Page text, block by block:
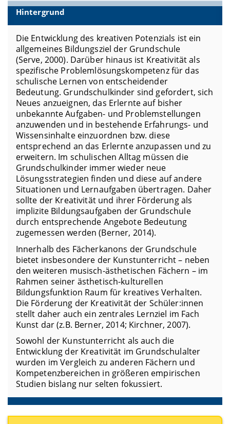
Hintergrund
Die Entwicklung des kreativen Potenzials ist ein
allgemeines Bildungsziel der Grundschule
(Serve, 2000). Darüber hinaus ist Kreativität als
spezifische Problemlösungskompetenz für das
schulische Lernen von entscheidender
Bedeutung. Grundschulkinder sind gefordert, sich
Neues anzueignen, das Erlernte auf bisher
unbekannte Aufgaben- und Problemstellungen
anzuwenden und in bestehende Erfahrungs- und
Wissensinhalte einzuordnen bzw. diese
entsprechend an das Erlernte anzupassen und zu
erweitern. Im schulischen Alltag müssen die
Grundschulkinder immer wieder neue
Lösungsstrategien finden und diese auf andere
Situationen und Lernaufgaben übertragen. Daher
sollte der Kreativität und ihrer Förderung als
implizite Bildungsaufgaben der Grundschule
durch entsprechende Angebote Bedeutung
zugemessen werden (Berner, 2014).
Innerhalb des Fächerkanons der Grundschule
bietet insbesondere der Kunstunterricht – neben
den weiteren musisch-ästhetischen Fächern – im
Rahmen seiner ästhetisch-kulturellen
Bildungsfunktion Raum für kreatives Verhalten.
Die Förderung der Kreativität der Schüler:innen
stellt daher auch ein zentrales Lernziel im Fach
Kunst dar (z.B. Berner, 2014; Kirchner, 2007).
Sowohl der Kunstunterricht als auch die
Entwicklung der Kreativität im Grundschulalter
wurden im Vergleich zu anderen Fächern und
Kompetenzbereichen in größeren empirischen
Studien bislang nur selten fokussiert.